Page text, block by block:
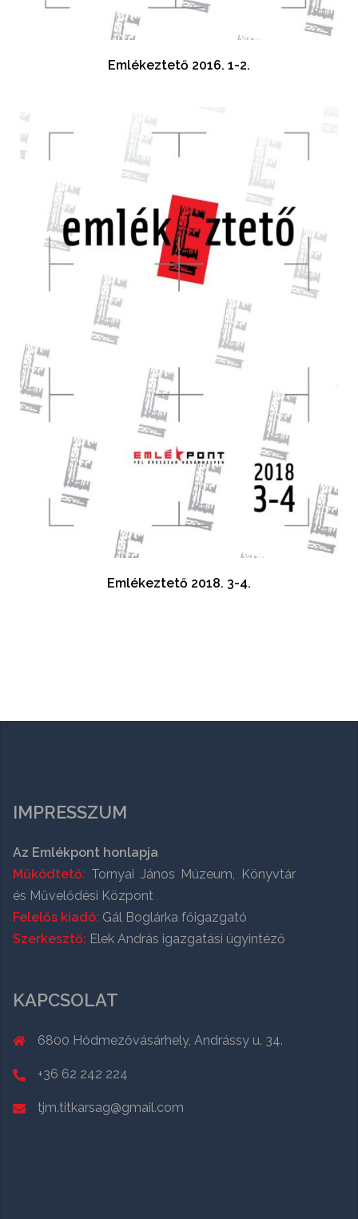
Emlékeztető 2016. 1-2.
Emlékeztető 2018. 3-4.
IMPRESSZUM
Az Emlékpont honlapja
Működtető: Tornyai János Múzeum, Könyvtár
és Művelődési Központ
Felelős kiadó: Gál Boglárka főigazgató
Szerkesztő: Elek András igazgatási ügyintéző
KAPCSOLAT
6800 Hódmezővásárhely, Andrássy u. 34.
+36 62 242 224
tjm.titkarsag@gmail.com